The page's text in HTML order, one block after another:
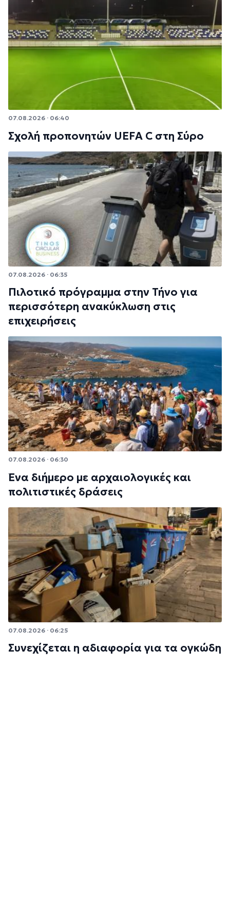
07.08.2026 · 06:40
Σχολή προπονητών UEFA C στη Σύρο
07.08.2026 · 06:35
Πιλοτικό πρόγραμμα στην Τήνο για
περισσότερη ανακύκλωση στις
επιχειρήσεις
07.08.2026 · 06:30
Ένα διήμερο με αρχαιολογικές και
πολιτιστικές δράσεις
07.08.2026 · 06:25
Συνεχίζεται η αδιαφορία για τα ογκώδη